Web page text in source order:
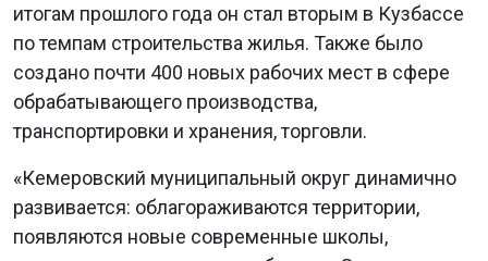
итогам прошлого года он стал вторым в Кузбассе
по темпам строительства жилья. Также было
создано почти 400 новых рабочих мест в сфере
обрабатывающего производства,
транспортировки и хранения, торговли.
«Кемеровский муниципальный округ динамично
развивается: облагораживаются территории,
появляются новые современные школы,